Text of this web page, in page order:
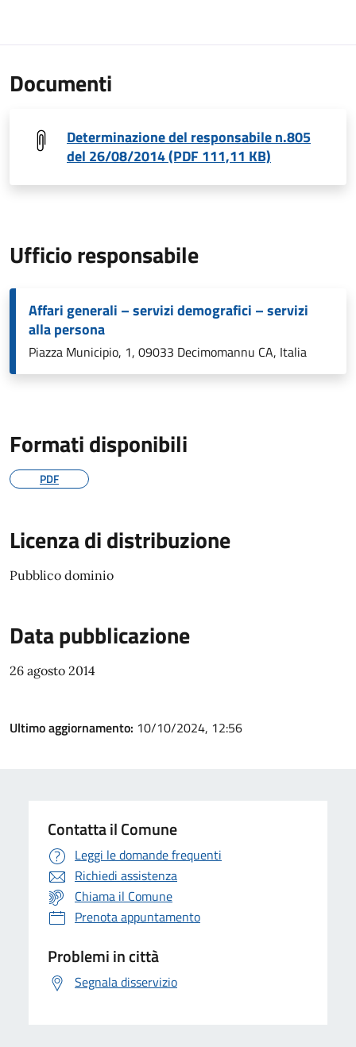
Documenti
Determinazione del responsabile n.805
del 26/08/2014 (PDF 111,11 KB)
Ufficio responsabile
Affari generali – servizi demografici – servizi
alla persona
Piazza Municipio, 1, 09033 Decimomannu CA, Italia
Formati disponibili
PDF
Licenza di distribuzione
Pubblico dominio
Data pubblicazione
26 agosto 2014
Ultimo aggiornamento: 10/10/2024, 12:56
Contatta il Comune
Leggi le domande frequenti
Richiedi assistenza
Chiama il Comune
Prenota appuntamento
Problemi in città
Segnala disservizio